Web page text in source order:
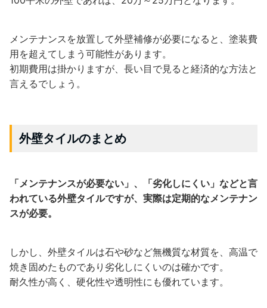
メンテナンスを放置して外壁補修が必要になると、塗装費
用を超えてしまう可能性があります。
初期費用は掛かりますが、長い目で見ると経済的な方法と
言えるでしょう。
外壁タイルのまとめ
「メンテナンスが必要ない」、「劣化しにくい」などと言
われている外壁タイルですが、実際は定期的なメンテナン
スが必要。
しかし、外壁タイルは石や砂など無機質な材質を、高温で
焼き固めたものであり劣化しにくいのは確かです。
耐久性が高く、硬化性や透明性にも優れています。